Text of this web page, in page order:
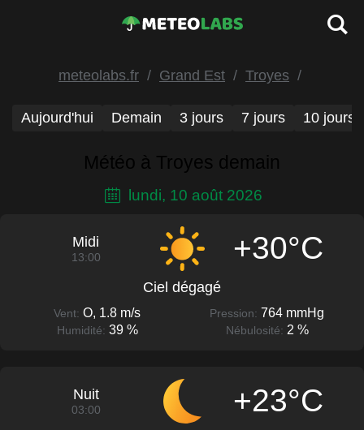
meteolabs.fr Grand Est Troyes
Aujourd'hui Demain 3 jours 7 jours 10 jours
Météo à Troyes demain
lundi, 10 août 2026
Midi
13:00 +30°C
Ciel dégagé
Vent: O, 1.8 m/s Pression: 764 mmHg
Humidité: 39 % Nébulosité: 2 %
Nuit
03:00 +23°C